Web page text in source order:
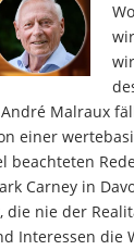
Malraux
einer
beachteten
Carney in
die nie der
Interessen die